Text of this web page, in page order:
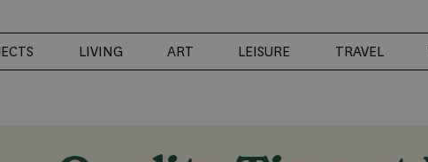
LIVING ART LEISURE TRAVEL